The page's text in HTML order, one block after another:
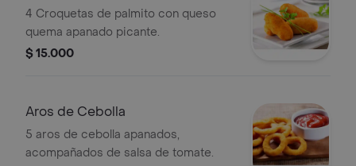
4 Croquetas de palmito con queso
quema apanado picante.
$ 15.000
Aros de Cebolla
5 aros de cebolla apanados,
acompañados de salsa de tomate.